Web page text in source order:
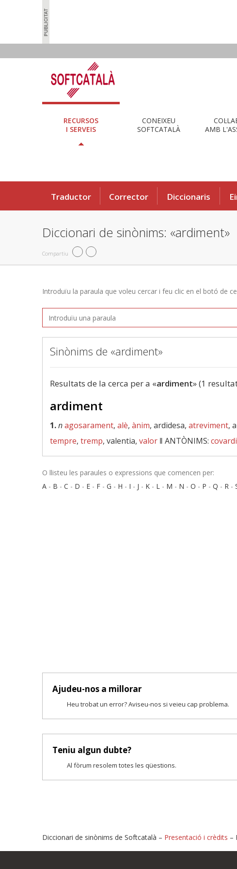
RECURSOS
I SERVEIS
CONEIXEU
SOFTCATALÀ
AMB
Traductor Corrector Diccionaris
Diccionari de sinònims: «ardiment»
Compartiu
Introduïu la paraula que voleu cercar i feu clic en el botó de
Sinònims de «ardiment»
Resultats de la cerca per a «ardiment» (1
ardiment
1.nagosarament, alè, ànim, ardidesa, atreviment,
tempre, tremp, valentia, valor ‖ ANTÒNIMS:
O llisteu les paraules o expressions que comencen per:
A - B - C - D - E - F - G - H - I - J - K - L - M - N - O - P - Q - R -
Ajudeu-nos a millorar
Heu trobat un error? Aviseu-nos si veieu cap problema.
Teniu algun dubte?
Al fòrum resolem totes les qüestions.
Diccionari de sinònims de Softcatalà – Presentació i crèdits –